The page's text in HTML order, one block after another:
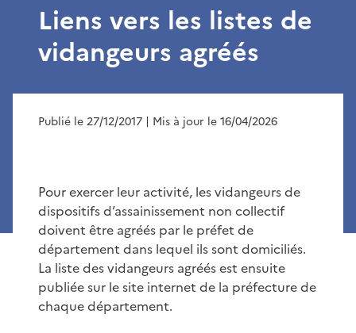
Liens vers les listes de
vidangeurs agréés
Publié le 27/12/2017 | Mis à jour le 16/04/2026
Pour exercer leur activité, les vidangeurs de
dispositifs d’assainissement non collectif
doivent être agréés par le préfet de
département dans lequel ils sont domiciliés.
La liste des vidangeurs agréés est ensuite
publiée sur le site internet de la préfecture de
chaque département.